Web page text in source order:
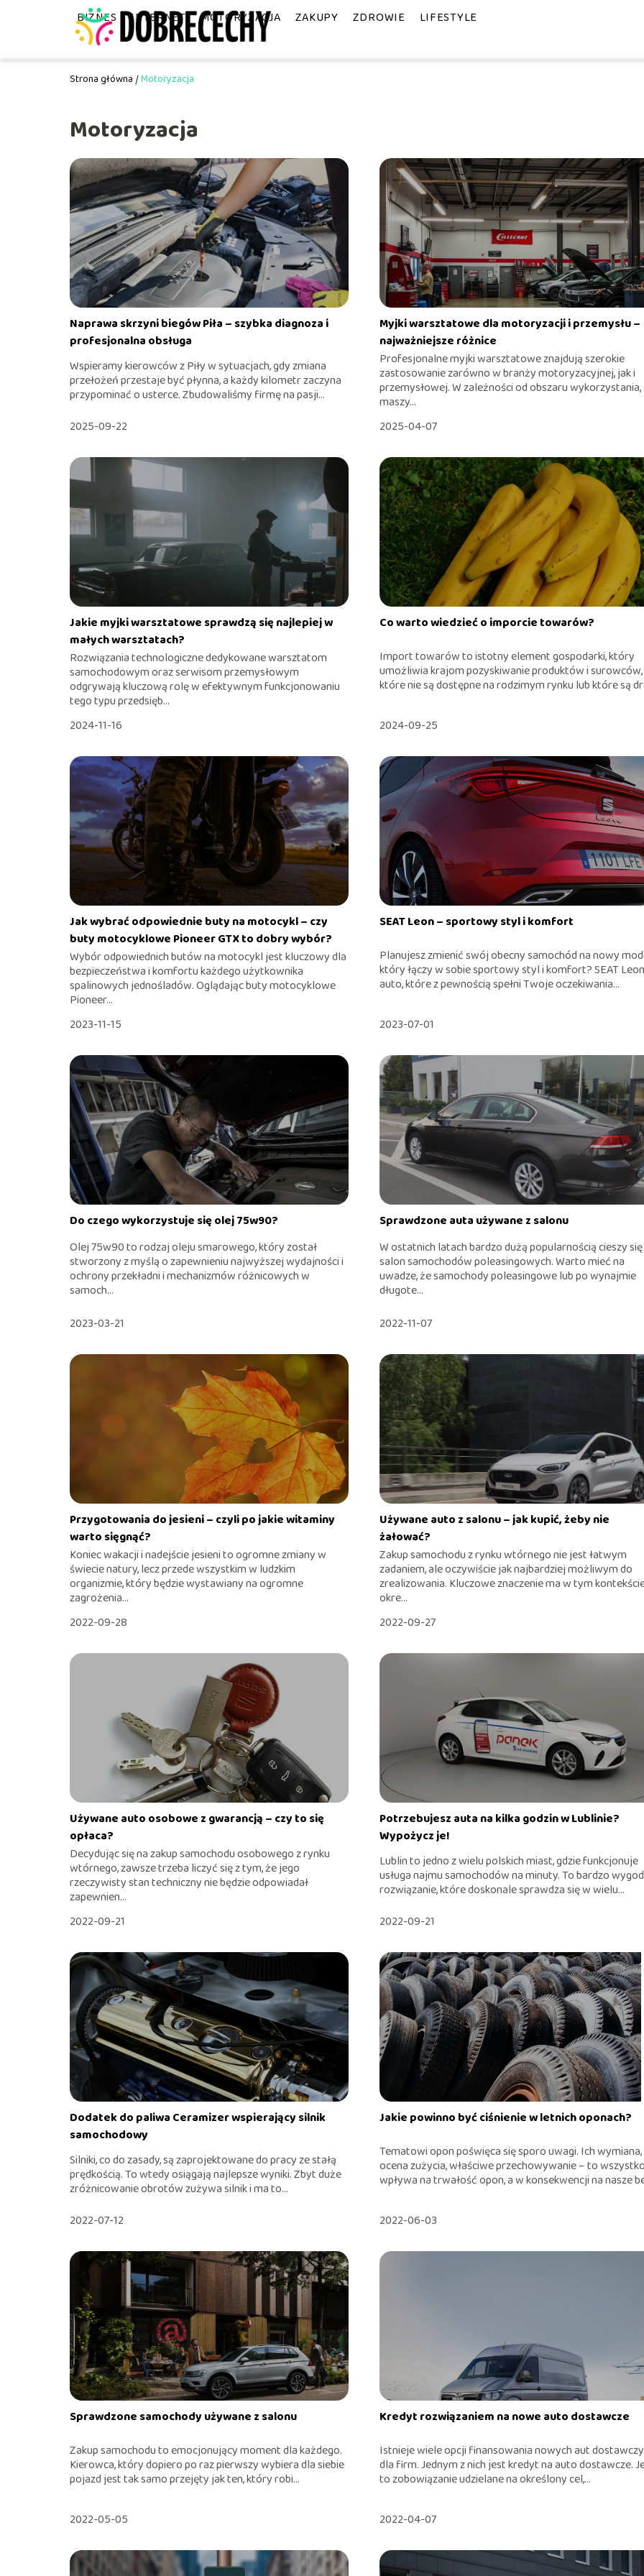
BIZNES INTERNET MOTORYZACJA ZAKUPY ZDROWIE LIFESTYLE
Strona główna/Motoryzacja
Motoryzacja
Naprawa skrzyni biegów Piła – szybka diagnoza i
profesjonalna obsługa
Wspieramy kierowców z Piły w sytuacjach, gdy zmiana
przełożeń przestaje być płynna, a każdy kilometr zaczyna
przypominać o usterce. Zbudowaliśmy firmę na pasji...
2025-09-22
Myjki warsztatowe dla motoryzacji i przemysłu –
najważniejsze różnice
Profesjonalne myjki warsztatowe znajdują szerokie
zastosowanie zarówno w branży motoryzacyjnej, jak i
przemysłowej. W zależności od obszaru wykorzystania,
maszy...
2025-04-07
Jakie myjki warsztatowe sprawdzą się najlepiej w
małych warsztatach?
Rozwiązania technologiczne dedykowane warsztatom
samochodowym oraz serwisom przemysłowym
odgrywają kluczową rolę w efektywnym funkcjonowaniu
tego typu przedsięb...
2024-11-16
Co warto wiedzieć o imporcie towarów?
Import towarów to istotny element gospodarki, który
umożliwia krajom pozyskiwanie produktów i surowców,
które nie są dostępne na rodzimym rynku lub które są
2024-09-25
Jak wybrać odpowiednie buty na motocykl – czy
buty motocyklowe Pioneer GTX to dobry wybór?
Wybór odpowiednich butów na motocykl jest kluczowy dla
bezpieczeństwa i komfortu każdego użytkownika
spalinowych jednośladów. Oglądając buty motocyklowe
Pioneer...
2023-11-15
SEAT Leon – sportowy styl i komfort
Planujesz zmienić swój obecny samochód na nowy
który łączy w sobie sportowy styl i komfort? SEAT
auto, które z pewnością spełni Twoje oczekiwania...
2023-07-01
Do czego wykorzystuje się olej 75w90?
Olej 75w90 to rodzaj oleju smarowego, który został
stworzony z myślą o zapewnieniu najwyższej wydajności i
ochrony przekładni i mechanizmów różnicowych w
samoch...
2023-03-21
Sprawdzone auta używane z salonu
W ostatnich latach bardzo dużą popularnością cieszy się
salon samochodów poleasingowych. Warto mieć na
uwadze, że samochody poleasingowe lub po wynajmie
długote...
2022-11-07
Przygotowania do jesieni – czyli po jakie witaminy
warto sięgnąć?
Koniec wakacji i nadejście jesieni to ogromne zmiany w
świecie natury, lecz przede wszystkim w ludzkim
organizmie, który będzie wystawiany na ogromne
zagrożenia...
2022-09-28
Używane auto z salonu – jak kupić, żeby nie
żałować?
Zakup samochodu z rynku wtórnego nie jest łatwym
zadaniem, ale oczywiście jak najbardziej możliwym do
zrealizowania. Kluczowe znaczenie ma w tym
okre...
2022-09-27
Używane auto osobowe z gwarancją – czy to się
opłaca?
Decydując się na zakup samochodu osobowego z rynku
wtórnego, zawsze trzeba liczyć się z tym, że jego
rzeczywisty stan techniczny nie będzie odpowiadał
zapewnien...
2022-09-21
Potrzebujesz auta na kilka godzin w Lublinie?
Wypożycz je!
Lublin to jedno z wielu polskich miast, gdzie funkcjonuje
usługa najmu samochodów na minuty. To bardzo
rozwiązanie, które doskonale sprawdza się w wielu...
2022-09-21
Dodatek do paliwa Ceramizer wspierający silnik
samochodowy
Silniki, co do zasady, są zaprojektowane do pracy ze stałą
prędkością. To wtedy osiągają najlepsze wyniki. Zbyt duże
zróżnicowanie obrotów zużywa silnik i ma to...
2022-07-12
Jakie powinno być ciśnienie w letnich oponach?
Tematowi opon poświęca się sporo uwagi. Ich wymiana,
ocena zużycia, właściwe przechowywanie – to
wpływa na trwałość opon, a w konsekwencji na nasze
2022-06-03
Sprawdzone samochody używane z salonu
Zakup samochodu to emocjonujący moment dla każdego.
Kierowca, który dopiero po raz pierwszy wybiera dla siebie
pojazd jest tak samo przejęty jak ten, który robi...
2022-05-05
Kredyt rozwiązaniem na nowe auto dostawcze
Istnieje wiele opcji finansowania nowych aut
dla firm. Jednym z nich jest kredyt na auto dostawcze.
to zobowiązanie udzielane na określony cel,...
2022-04-07